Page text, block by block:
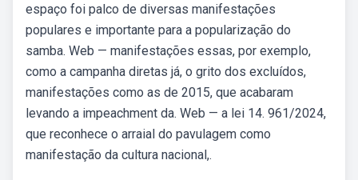
espaço foi palco de diversas manifestações
populares e importante para a popularização do
samba. Web — manifestações essas, por exemplo,
como a campanha diretas já, o grito dos excluídos,
manifestações como as de 2015, que acabaram
levando a impeachment da. Web — a lei 14. 961/2024,
que reconhece o arraial do pavulagem como
manifestação da cultura nacional,.